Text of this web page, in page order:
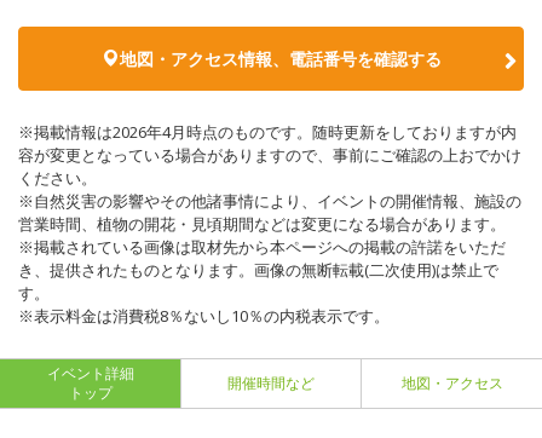
地図・アクセス情報、電話番号を確認する
※掲載情報は2026年4月時点のものです。随時更新をしておりますが内
容が変更となっている場合がありますので、事前にご確認の上おでかけ
ください。
※自然災害の影響やその他諸事情により、イベントの開催情報、施設の
営業時間、植物の開花・見頃期間などは変更になる場合があります。
※掲載されている画像は取材先から本ページへの掲載の許諾をいただ
き、提供されたものとなります。画像の無断転載(二次使用)は禁止で
す。
※表示料金は消費税8％ないし10％の内税表示です。
イベント詳細
トップ
開催時間など 地図・アクセス